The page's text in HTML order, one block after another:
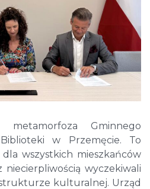
Gminnego
w Przemęcie. To
dla wszystkich mieszkańców
wyczekiwali
kulturalnej. Urząd